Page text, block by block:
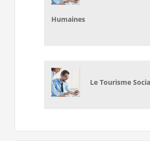
Humaines
Le Tourisme